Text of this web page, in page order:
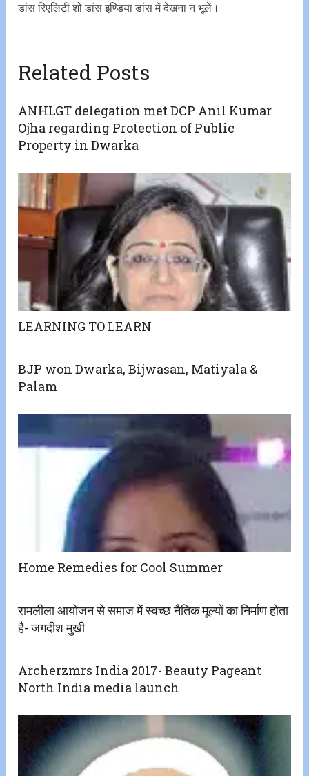
डांस रिएलिटी शो डांस इण्डिया डांस में देखना न भूलें।
Related Posts
ANHLGT delegation met DCP Anil Kumar
Ojha regarding Protection of Public
Property in Dwarka
LEARNING TO LEARN
BJP won Dwarka, Bijwasan, Matiyala &
Palam
Home Remedies for Cool Summer
रामलीला आयोजन से समाज में स्वच्छ नैतिक मूल्यों का निर्माण होता
है- जगदीश मुखी
Archerzmrs India 2017- Beauty Pageant
North India media launch